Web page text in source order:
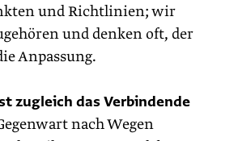
und Richtlinien; wir
und denken oft, der
Anpassung.
zugleich das Verbindende
nach Wegen